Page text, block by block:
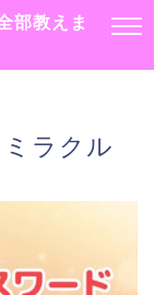
部教えま
ラクル